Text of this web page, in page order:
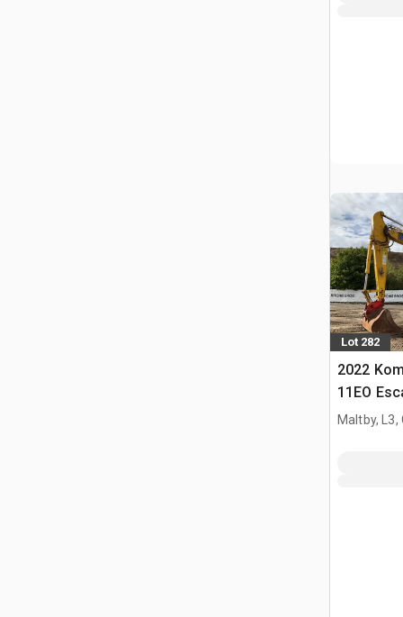
Lot 282
2022
11EO
Maltby, L3,